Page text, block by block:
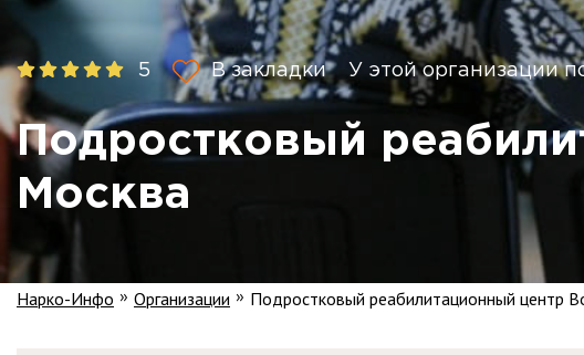
5 В закладки У этой организации
Подростковый
Москва
Нарко-Инфо » Организации » Подростковый реабилитационный центр